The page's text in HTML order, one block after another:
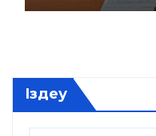
Іздеу